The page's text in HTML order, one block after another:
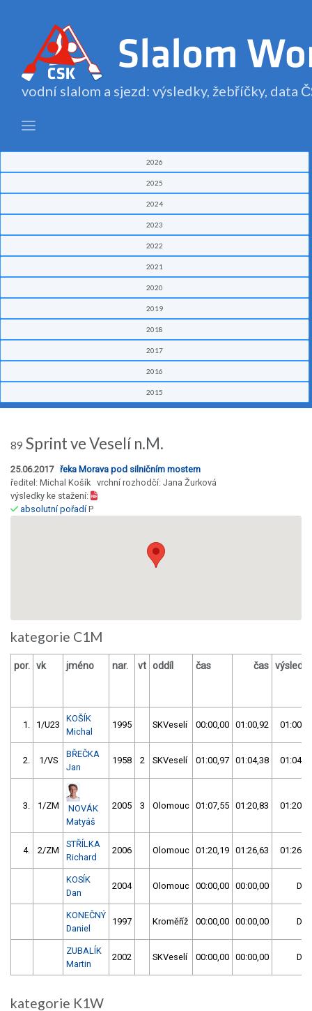
vodní slalom a sjezd: výsledky, žebříčky, data
2026
2025
2024
2023
2022
2021
2020
2019
2018
2017
2016
2015
89 Sprint ve Veselí n.M.
25.06.2017 řeka Morava pod silničním mostem
ředitel: Michal Košík vrchní rozhodčí: Jana Žurková
výsledky ke stažení:
absolutní pořadíP
kategorie C1M
por. vk jméno nar. vt oddíl čas čas
1. 1/U23
KOŠÍK
Michal
1995 SKVeselí 00:00,00 01:00,92
2. 1/VS
BŘEČKA
Jan
1958 2 SKVeselí 01:00,97 01:04,38
3. 1/ZM
NOVÁK
Matyáš
2005 3 Olomouc 01:07,55 01:20,83
4. 2/ZM
STŘÍLKA
Richard
2006 Olomouc 01:20,19 01:26,63
KOSÍK
Dan
2004 Olomouc 00:00,00 00:00,00
KONEČNÝ
Daniel
1997 Kroměříž 00:00,00 00:00,00
ZUBALÍK
Martin
2002 SKVeselí 00:00,00 00:00,00
kategorie K1W